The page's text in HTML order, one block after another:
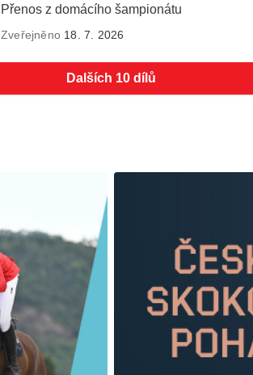
Přenos z domácího šampionátu
Zveřejněno 18. 7. 2026
Dalších 10 dílů